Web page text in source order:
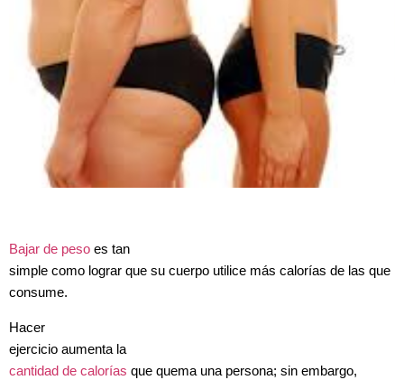
Bajar de peso es tan
simple como lograr que su cuerpo utilice más calorías de las que
consume.
Hacer
ejercicio aumenta la
cantidad de calorías que quema una persona; sin embargo,